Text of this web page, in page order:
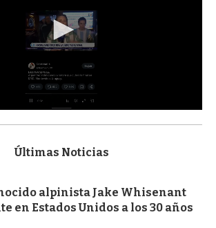
Últimas Noticias
alpinista Jake Whisenant
en Estados Unidos a los 30 años